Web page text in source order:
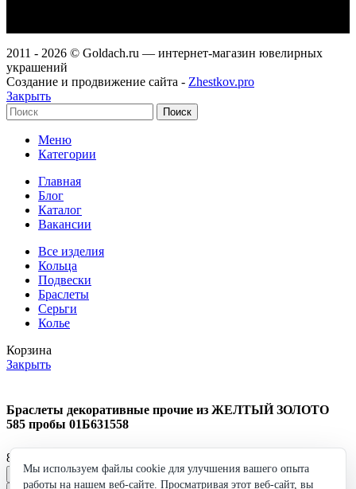
2011 - 2026 © Goldach.ru — интернет-магазин ювелирных
украшений
Создание и продвижение сайта - Zhestkov.pro
Закрыть
Поиск
Меню
Категории
Главная
Блог
Каталог
Вакансии
Все изделия
Кольца
Подвески
Браслеты
Серьги
Колье
Корзина
Закрыть
Браслеты декоративные прочие из ЖЕЛТЫЙ ЗОЛОТО
585 пробы 01Б631558
85 116
Браслеты
Мы используем файлы cookie для улучшения вашего опыта
работы на нашем веб-сайте. Просматривая этот веб-сайт, вы